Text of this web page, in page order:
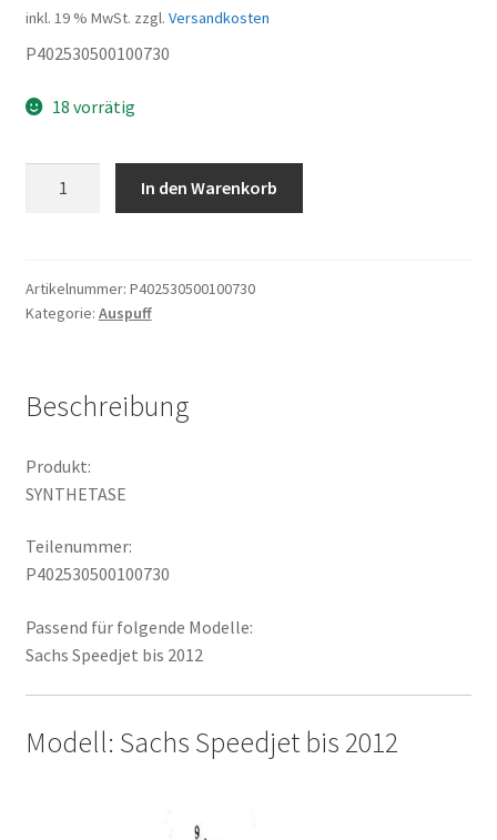
inkl. 19 % MwSt. zzgl. Versandkosten
P402530500100730
18 vorrätig
In den Warenkorb
Artikelnummer: P402530500100730
Kategorie: Auspuff
Beschreibung
Produkt:
SYNTHETASE
Teilenummer:
P402530500100730
Passend für folgende Modelle:
Sachs Speedjet bis 2012
Modell: Sachs Speedjet bis 2012